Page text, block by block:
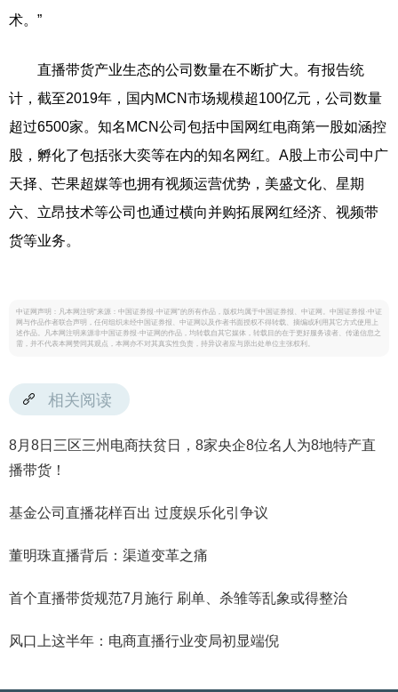
术。”
直播带货产业生态的公司数量在不断扩大。有报告统
计，截至2019年，国内MCN市场规模超100亿元，公司数量
超过6500家。知名MCN公司包括中国网红电商第一股如涵控
股，孵化了包括张大奕等在内的知名网红。A股上市公司中广
天择、芒果超媒等也拥有视频运营优势，美盛文化、星期
六、立昂技术等公司也通过横向并购拓展网红经济、视频带
货等业务。
中证网声明：凡本网注明“来源：中国证券报·中证网”的所有作品，版权均属于中国证券报、中证网。中国证券报·中证
网与作品作者联合声明，任何组织未经中国证券报、中证网以及作者书面授权不得转载、摘编或利用其它方式使用上
述作品。凡本网注明来源非中国证券报·中证网的作品，均转载自其它媒体，转载目的在于更好服务读者、传递信息之
需，并不代表本网赞同其观点，本网亦不对其真实性负责，持异议者应与原出处单位主张权利。
相关阅读
8月8日三区三州电商扶贫日，8家央企8位名人为8地特产直
播带货！
基金公司直播花样百出 过度娱乐化引争议
董明珠直播背后：渠道变革之痛
首个直播带货规范7月施行 刷单、杀雏等乱象或得整治
风口上这半年：电商直播行业变局初显端倪